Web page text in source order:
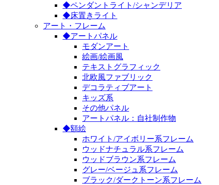
◆ペンダントライト/シャンデリア
◆床置きライト
アート・フレーム
◆アートパネル
モダンアート
絵画/絵画風
テキストグラフィック
北欧風ファブリック
デコラティブアート
キッズ系
その他パネル
アートパネル：自社制作物
◆額絵
ホワイト/アイボリー系フレーム
ウッドナチュラル系フレーム
ウッドブラウン系フレーム
グレー/ベージュ系フレーム
ブラック/ダークトーン系フレーム